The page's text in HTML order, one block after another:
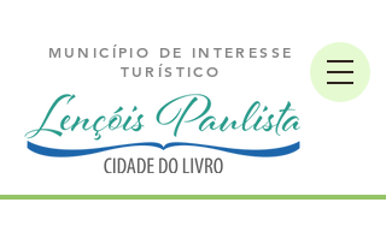
MUNICÍPIO DE INTERESSE
TURÍSTICO